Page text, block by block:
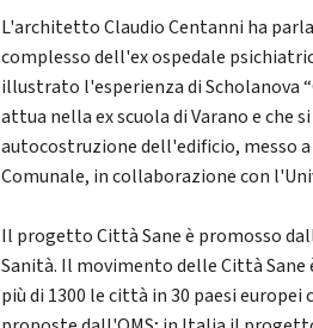
L'architetto Claudio Centanni ha
complesso dell'ex ospedale
illustrato l'esperienza di Scholanova
attua nella ex scuola di Varano e che
autocostruzione dell'edificio, messo
Comunale, in collaborazione con
Il progetto Città Sane è promosso
Sanità. Il movimento delle Città
più di 1300 le città in 30 paesi